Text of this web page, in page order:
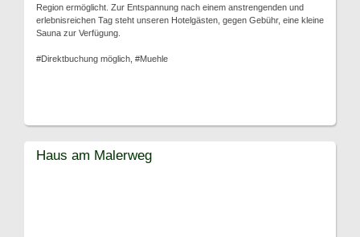
Region ermöglicht. Zur Entspannung nach einem anstrengenden und
erlebnisreichen Tag steht unseren Hotelgästen, gegen Gebühr, eine kleine
Sauna zur Verfügung.
#Direktbuchung möglich, #Muehle
Haus am Malerweg